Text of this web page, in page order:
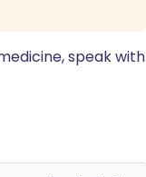
speak with